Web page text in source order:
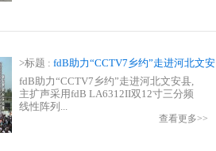
>标题 : fdB助力“CCTV7乡约”走进河北文安
县
fdB助力“CCTV7乡约”走进河北文安县,
主扩声采用fdB LA6312II双12寸三分频
线性阵列...
查看更多>>